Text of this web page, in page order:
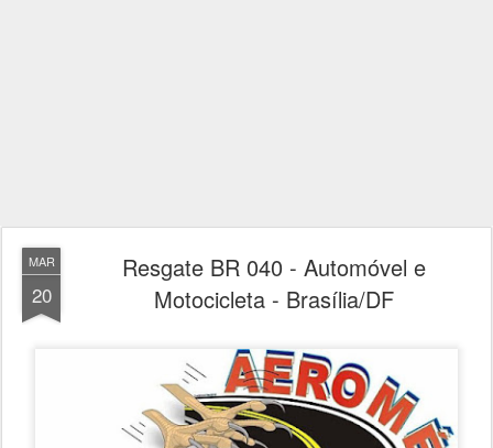
MAR
20
Resgate BR 040 - Automóvel e
Motocicleta - Brasília/DF